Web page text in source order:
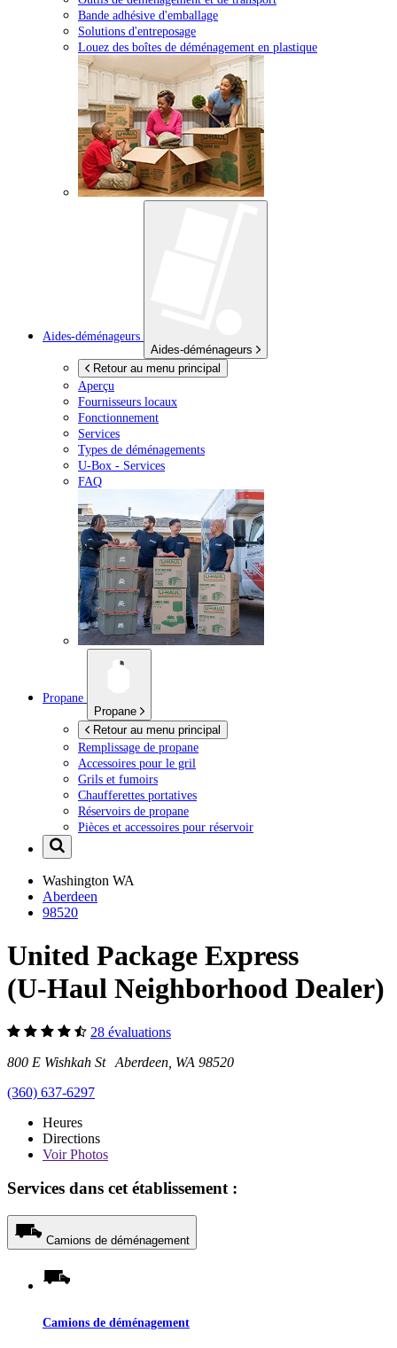
Bande adhésive d'emballage
Solutions d'entreposage
Louez des boîtes de déménagement en plastique
Aides-déménageurs
Aides-déménageurs
Retour au menu principal
Aperçu
Fournisseurs locaux
Fonctionnement
Services
Types de déménagements
U-Box - Services
FAQ
Propane
Propane
Retour au menu principal
Remplissage de propane
Accessoires pour le gril
Grils et fumoirs
Chaufferettes portatives
Réservoirs de propane
Pièces et accessoires pour réservoir
Washington WA
Aberdeen
98520
United Package Express
(U-Haul Neighborhood Dealer)
28 évaluations
800 E Wishkah St Aberdeen, WA 98520
(360) 637-6297
Heures
Directions
VoirPhotos
Services dans cet établissement :
Camions de déménagement
Camions de déménagement